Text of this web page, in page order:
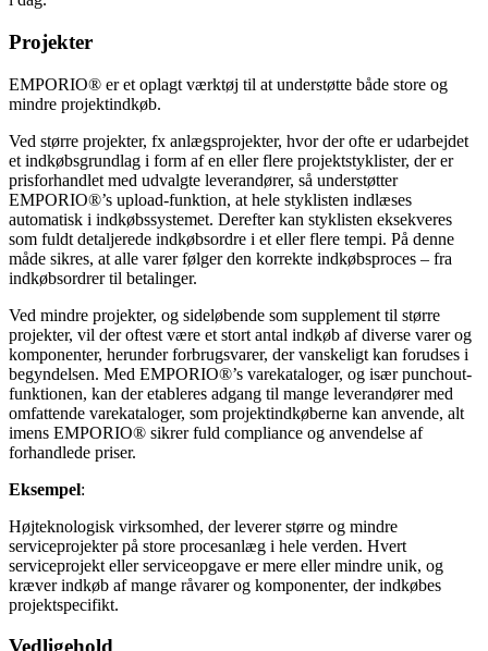
Projekter
EMPORIO® er et oplagt værktøj til at understøtte både store og
mindre projektindkøb.
Ved større projekter, fx anlægsprojekter, hvor der ofte er udarbejdet
et indkøbsgrundlag i form af en eller flere projektstyklister, der er
prisforhandlet med udvalgte leverandører, så understøtter
EMPORIO®’s upload-funktion, at hele styklisten indlæses
automatisk i indkøbssystemet. Derefter kan styklisten eksekveres
som fuldt detaljerede indkøbsordre i et eller flere tempi. På denne
måde sikres, at alle varer følger den korrekte indkøbsproces – fra
indkøbsordrer til betalinger.
Ved mindre projekter, og sideløbende som supplement til større
projekter, vil der oftest være et stort antal indkøb af diverse varer og
komponenter, herunder forbrugsvarer, der vanskeligt kan forudses i
begyndelsen. Med EMPORIO®’s varekataloger, og især punchout-
funktionen, kan der etableres adgang til mange leverandører med
omfattende varekataloger, som projektindkøberne kan anvende, alt
imens EMPORIO® sikrer fuld compliance og anvendelse af
forhandlede priser.
Eksempel:
Højteknologisk virksomhed, der leverer større og mindre
serviceprojekter på store procesanlæg i hele verden. Hvert
serviceprojekt eller serviceopgave er mere eller mindre unik, og
kræver indkøb af mange råvarer og komponenter, der indkøbes
projektspecifikt.
Vedligehold